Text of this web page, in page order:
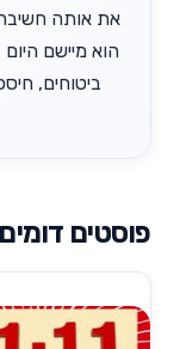
את אותה חשיבה
הוא מיישם
ביטוחים,
פוסטים